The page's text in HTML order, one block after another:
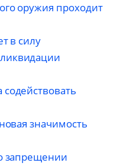
оружия проходит
в силу
значимость
запрещении